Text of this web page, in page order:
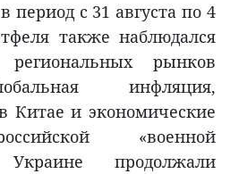
период с 31 августа по 4
также наблюдался
рынков
инфляция,
Китае и экономические
«военной
продолжали